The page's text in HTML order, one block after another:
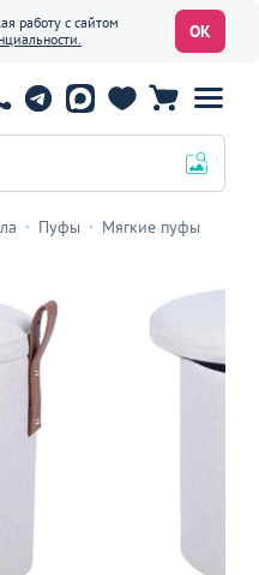
работу с сайтом
ОК
Пуфы Мягкие пуфы